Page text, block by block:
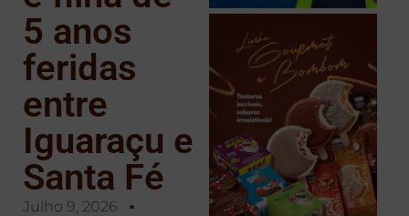
5 anos
feridas
entre
Iguaraçu e
Santa Fé
Julho 9, 2026